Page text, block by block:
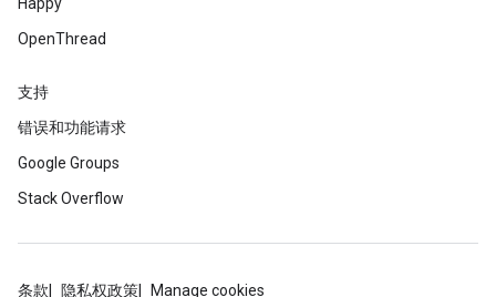
OpenThread
支持
错误和功能请求
Google Groups
Stack Overflow
条款 隐私权政策 Manage cookies